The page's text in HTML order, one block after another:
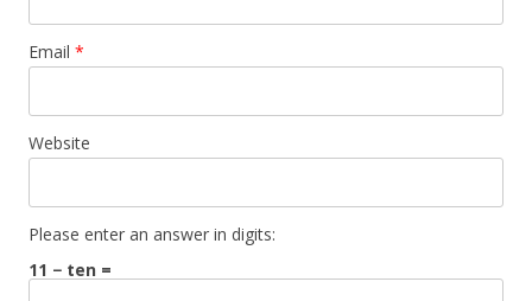
Email *
Website
Please enter an answer in digits:
11 − ten =